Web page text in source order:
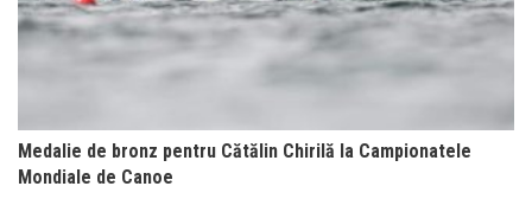
Medalie de bronz pentru Cătălin Chirilă la Campionatele
Mondiale de Canoe